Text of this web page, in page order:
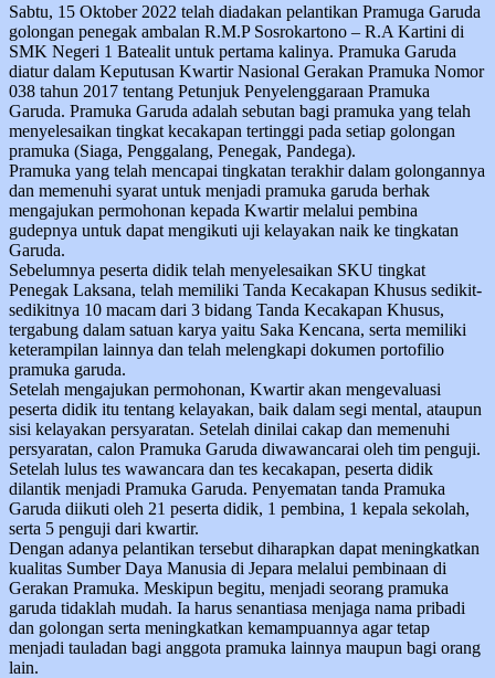
Sabtu, 15 Oktober 2022 telah diadakan pelantikan Pramuga Garuda
golongan penegak ambalan R.M.P Sosrokartono – R.A Kartini di
SMK Negeri 1 Batealit untuk pertama kalinya. Pramuka Garuda
diatur dalam Keputusan Kwartir Nasional Gerakan Pramuka Nomor
038 tahun 2017 tentang Petunjuk Penyelenggaraan Pramuka
Garuda. Pramuka Garuda adalah sebutan bagi pramuka yang telah
menyelesaikan tingkat kecakapan tertinggi pada setiap golongan
pramuka (Siaga, Penggalang, Penegak, Pandega).
Pramuka yang telah mencapai tingkatan terakhir dalam golongannya
dan memenuhi syarat untuk menjadi pramuka garuda berhak
mengajukan permohonan kepada Kwartir melalui pembina
gudepnya untuk dapat mengikuti uji kelayakan naik ke tingkatan
Garuda.
Sebelumnya peserta didik telah menyelesaikan SKU tingkat
Penegak Laksana, telah memiliki Tanda Kecakapan Khusus sedikit-
sedikitnya 10 macam dari 3 bidang Tanda Kecakapan Khusus,
tergabung dalam satuan karya yaitu Saka Kencana, serta memiliki
keterampilan lainnya dan telah melengkapi dokumen portofilio
pramuka garuda.
Setelah mengajukan permohonan, Kwartir akan mengevaluasi
peserta didik itu tentang kelayakan, baik dalam segi mental, ataupun
sisi kelayakan persyaratan. Setelah dinilai cakap dan memenuhi
persyaratan, calon Pramuka Garuda diwawancarai oleh tim penguji.
Setelah lulus tes wawancara dan tes kecakapan, peserta didik
dilantik menjadi Pramuka Garuda. Penyematan tanda Pramuka
Garuda diikuti oleh 21 peserta didik, 1 pembina, 1 kepala sekolah,
serta 5 penguji dari kwartir.
Dengan adanya pelantikan tersebut diharapkan dapat meningkatkan
kualitas Sumber Daya Manusia di Jepara melalui pembinaan di
Gerakan Pramuka. Meskipun begitu, menjadi seorang pramuka
garuda tidaklah mudah. Ia harus senantiasa menjaga nama pribadi
dan golongan serta meningkatkan kemampuannya agar tetap
menjadi tauladan bagi anggota pramuka lainnya maupun bagi orang
lain.